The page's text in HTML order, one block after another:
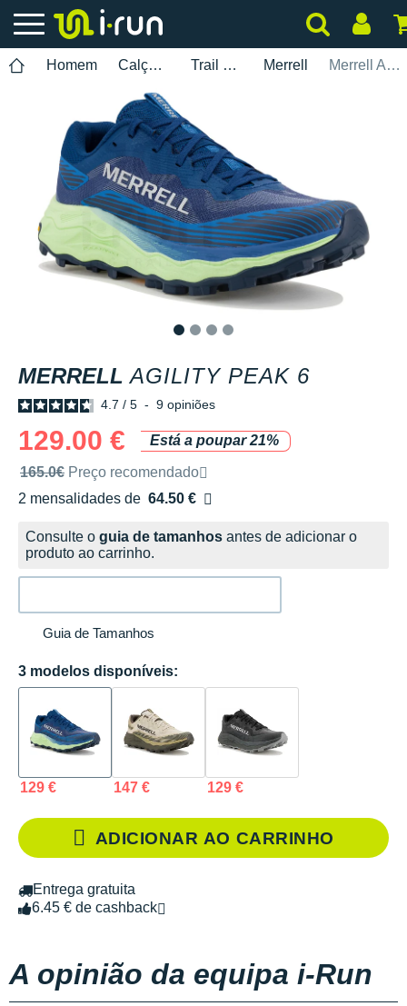
Homem Calçados Trail Running Merrell Merrell Agility Peak 6
MERRELL AGILITY PEAK 6
4.7 / 5 - 9 opiniões
129.00 €
Está a poupar 21%
Preço de venda recomendado pela marca
165.0€ Preço recomendado
2 mensalidades de 64.50 €
sem custos
Consulte o guia de tamanhos antes de adicionar o
produto ao carrinho.
Guia de Tamanhos
3 modelos disponíveis:
129 € 147 € 129 €
ADICIONAR AO CARRINHO
Entrega gratuita
6.45 € de cashback
A opinião da equipa i-Run